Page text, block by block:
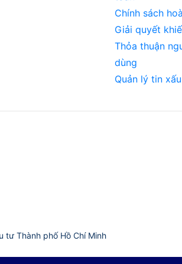
Chính sách
Giải quyết
Thỏa thuận
dùng
Quản lý tin xấu
tư Thành phố Hồ Chí Minh